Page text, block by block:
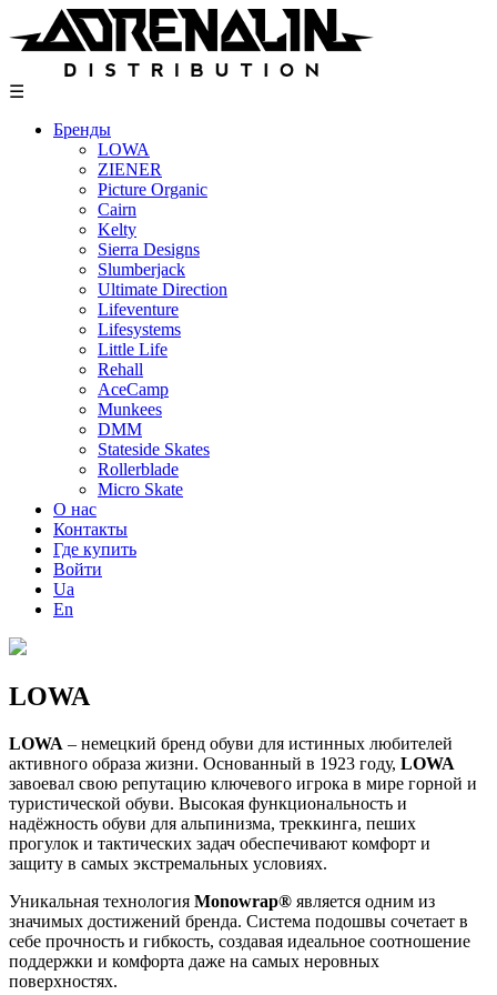
to
content
☰
Бренды
LOWA
ZIENER
Picture Organic
Cairn
Kelty
Sierra Designs
Slumberjack
Ultimate Direction
Lifeventure
Lifesystems
Little Life
Rehall
AceCamp
Munkees
DMM
Stateside Skates
Rollerblade
Micro Skate
О нас
Контакты
Где купить
Войти
Ua
En
LOWA
LOWA – немецкий бренд обуви для истинных любителей
активного образа жизни. Основанный в 1923 году, LOWA
завоевал свою репутацию ключевого игрока в мире горной и
туристической обуви. Высокая функциональность и
надёжность обуви для альпинизма, треккинга, пеших
прогулок и тактических задач обеспечивают комфорт и
защиту в самых экстремальных условиях.
Уникальная технология Monowrap® является одним из
значимых достижений бренда. Система подошвы сочетает в
себе прочность и гибкость, создавая идеальное соотношение
поддержки и комфорта даже на самых неровных
поверхностях.